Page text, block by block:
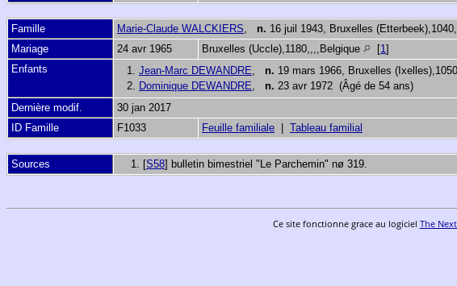
Famille Marie-Claude WALCKIERS, n. 16 juil 1943, Bruxelles
Mariage
24 avr 1965 Bruxelles (Uccle),1180,,,,Belgique [1]
Enfants
1. Jean-Marc DEWANDRE, n. 19 mars 1966, Bruxelles
2. Dominique DEWANDRE, n. 23 avr 1972 (Âgé de 54 ans)
Dernière modif.
30 jan 2017
ID Famille
F1033 Feuille familiale Tableau familial
Sources [S58] bulletin bimestriel "Le Parchemin" nø 319.
Ce site fonctionne grace au logiciel The